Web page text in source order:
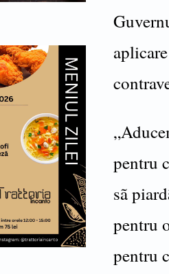
pentru
sã
pentru
pentru